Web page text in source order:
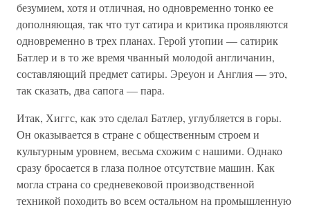
безумием, хотя и отличная, но одновременно тонко ее
дополняющая, так что тут сатира и критика проявляются
одновременно в трех планах. Герой утопии — сатирик
Батлер и в то же время чванный молодой англичанин,
составляющий предмет сатиры. Эреуон и Англия — это,
так сказать, два сапога — пара.
Итак, Хиггс, как это сделал Батлер, углубляется в горы.
Он оказывается в стране с общественным строем и
культурным уровнем, весьма схожим с нашими. Однако
сразу бросается в глаза полное отсутствие машин. Как
могла страна со средневековой производственной
техникой походить во всем остальном на промышленную